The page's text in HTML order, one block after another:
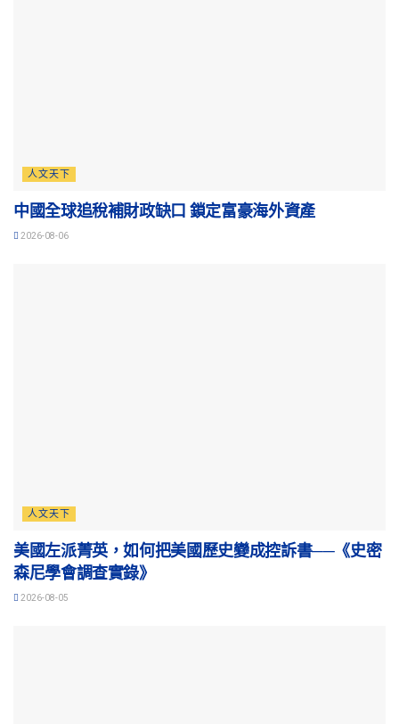
人文天下
中國全球追稅補財政缺口 鎖定富豪海外資產
2026-08-06
人文天下
美國左派菁英，如何把美國歷史變成控訴書──《史密
森尼學會調查實錄》
2026-08-05